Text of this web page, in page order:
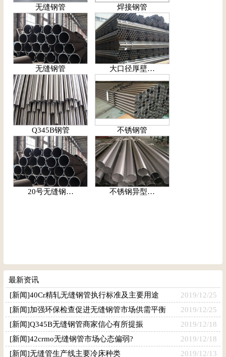
无缝钢管 焊接钢管
无缝钢管 大口径厚壁…
Q345B钢管 不锈钢管
20号无缝钢… 不锈钢异型…
最新资讯
[新闻]40Cr精轧无缝钢管执行标准及主要用途
2019/12/25
[新闻]加强环保检查促进无缝钢管市场供需平衡
2019/12/25
[新闻]Q345B无缝钢管商家信心有所提振
2019/12/18
[新闻]42crmo无缝钢管市场心态偏弱?
2019/12/18
[新闻]无缝管生产线主要冷床种类
2019/12/13